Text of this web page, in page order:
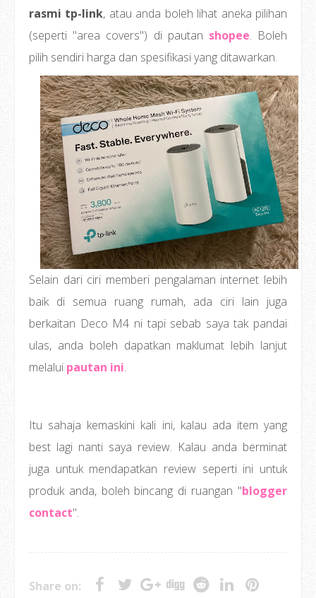
rasmi tp-link, atau anda boleh lihat aneka pilihan
(seperti "area covers") di pautan shopee. Boleh
pilih sendiri harga dan spesifikasi yang ditawarkan.
Selain dari ciri memberi pengalaman internet lebih
baik di semua ruang rumah, ada ciri lain juga
berkaitan Deco M4 ni tapi sebab saya tak pandai
ulas, anda boleh dapatkan maklumat lebih lanjut
melalui pautan ini.
Itu sahaja kemaskini kali ini, kalau ada item yang
best lagi nanti saya review. Kalau anda berminat
juga untuk mendapatkan review seperti ini untuk
produk anda, boleh bincang di ruangan "blogger
contact".
Share on: